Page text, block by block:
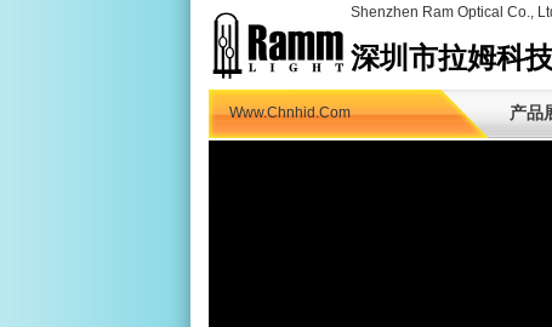
Shenzhen Ram Optical Co.,
深圳市拉姆科
Www.Chnhid.Com 产品